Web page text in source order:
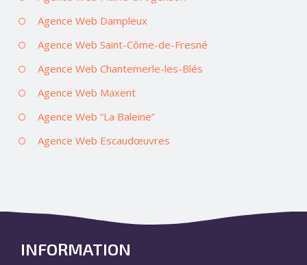
Agence Web Dampleux
Agence Web Saint-Côme-de-Fresné
Agence Web Chantemerle-les-Blés
Agence Web Maxent
Agence Web “La Baleine”
Agence Web Escaudœuvres
INFORMATION